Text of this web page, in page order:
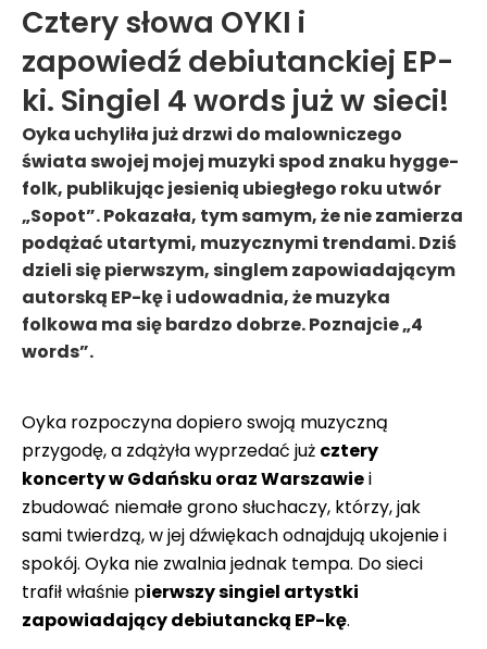
Cztery słowa OYKI i
zapowiedź debiutanckiej EP-
ki. Singiel 4 words już w sieci!
Oyka uchyliła już drzwi do malowniczego
świata swojej mojej muzyki spod znaku hygge-
folk, publikując jesienią ubiegłego roku utwór
„Sopot”. Pokazała, tym samym, że nie zamierza
podążać utartymi, muzycznymi trendami. Dziś
dzieli się pierwszym, singlem zapowiadającym
autorską EP-kę i udowadnia, że muzyka
folkowa ma się bardzo dobrze. Poznajcie „4
words”.
Oyka rozpoczyna dopiero swoją muzyczną
przygodę, a zdążyła wyprzedać już cztery
koncerty w Gdańsku oraz Warszawiei
zbudować niemałe grono słuchaczy, którzy, jak
sami twierdzą, w jej dźwiękach odnajdują ukojenie i
spokój. Oyka nie zwalnia jednak tempa. Do sieci
trafił właśnie pierwszy singiel artystki
zapowiadający debiutancką EP-kę.